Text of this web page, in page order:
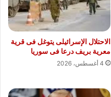
الاحتلال الإسرائيلى يتوغل فى قرية
معرية بريف درعا فى سوريا
4 أغسطس، 2026